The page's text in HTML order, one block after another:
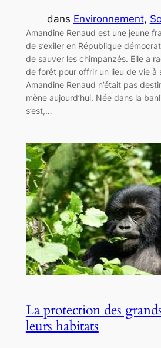
dans Environnement,
Amandine Renaud est une jeune
de s’exiler en République
de sauver les chimpanzés. Elle a
de forêt pour offrir un lieu de vie à
Amandine Renaud n’était pas
mène aujourd’hui. Née dans la
s’est,…
La protection des
leurs habitats